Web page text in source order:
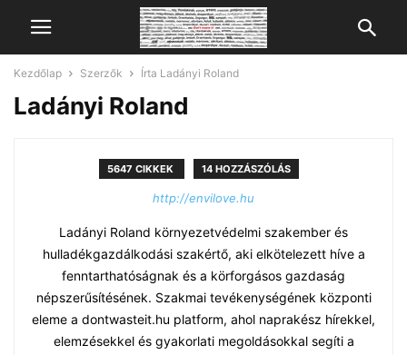
Kezdőlap Szerzők Írta Ladányi Roland
Ladányi Roland
5647 CIKKEK 14 HOZZÁSZÓLÁS
http://envilove.hu
Ladányi Roland környezetvédelmi szakember és
hulladékgazdálkodási szakértő, aki elkötelezett híve a
fenntarthatóságnak és a körforgásos gazdaság
népszerűsítésének. Szakmai tevékenységének központi
eleme a dontwasteit.hu platform, ahol naprakész hírekkel,
elemzésekkel és gyakorlati megoldásokkal segíti a